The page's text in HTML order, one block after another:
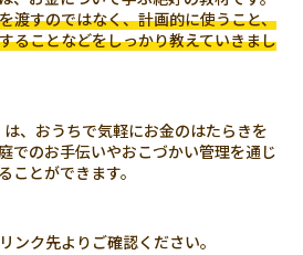
渡すのではなく、計画的に使うこと、
ることなどをしっかり教えていきまし
、おうちで気軽にお金のはたらきを
でのお手伝いやおこづかい管理を通じ
ことができます。
ンク先よりご確認ください。